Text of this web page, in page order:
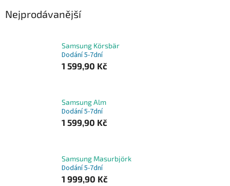
Nejprodávanější
Samsung Körsbär
Dodání 5-7dní
1 599,90 Kč
Samsung Alm
Dodání 5-7dní
1 599,90 Kč
Samsung Masurbjörk
Dodání 5-7dní
1 999,90 Kč